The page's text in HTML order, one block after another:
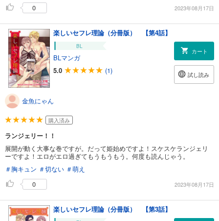
0
2023年08月17日
楽しいセフレ理論（分冊版） 【第4話】
BL
BLマンガ
5.0
(1)
カート
試し読み
金魚にゃん
購入済み
ランジェリー！！
展開が動く大事な巻ですが。だって姫始めですよ！スケスケランジェリ
ーですよ！エロがエロ過ぎてもうもうもう。何度も読んじゃう。
＃胸キュン ＃切ない ＃萌え
0
2023年08月17日
楽しいセフレ理論（分冊版） 【第3話】